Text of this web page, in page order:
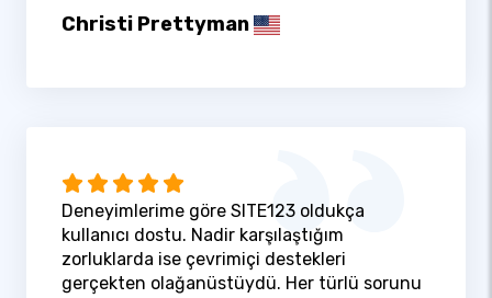
Christi Prettyman
Deneyimlerime göre SITE123 oldukça
kullanıcı dostu. Nadir karşılaştığım
zorluklarda ise çevrimiçi destekleri
gerçekten olağanüstüydü. Her türlü sorunu